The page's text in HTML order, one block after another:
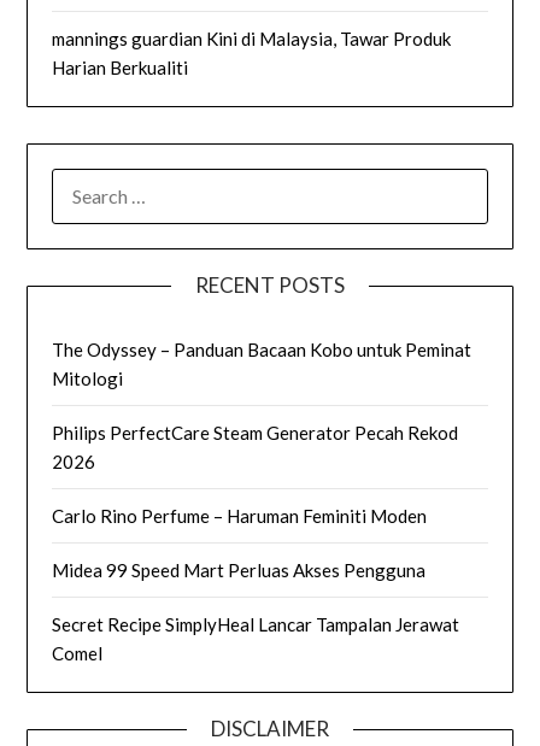
mannings guardian Kini di Malaysia, Tawar Produk
Harian Berkualiti
FOR:
RECENT POSTS
The Odyssey – Panduan Bacaan Kobo untuk Peminat
Mitologi
Philips PerfectCare Steam Generator Pecah Rekod
2026
Carlo Rino Perfume – Haruman Feminiti Moden
Midea 99 Speed Mart Perluas Akses Pengguna
Secret Recipe SimplyHeal Lancar Tampalan Jerawat
Comel
DISCLAIMER